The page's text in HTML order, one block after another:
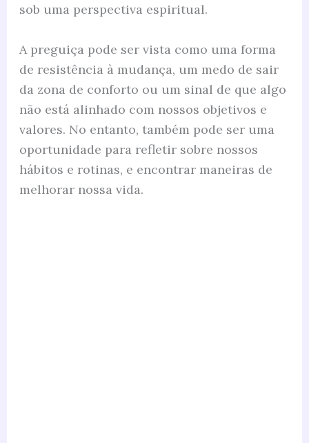
sob uma perspectiva espiritual.
A preguiça pode ser vista como uma forma
de resistência à mudança, um medo de sair
da zona de conforto ou um sinal de que algo
não está alinhado com nossos objetivos e
valores. No entanto, também pode ser uma
oportunidade para refletir sobre nossos
hábitos e rotinas, e encontrar maneiras de
melhorar nossa vida.